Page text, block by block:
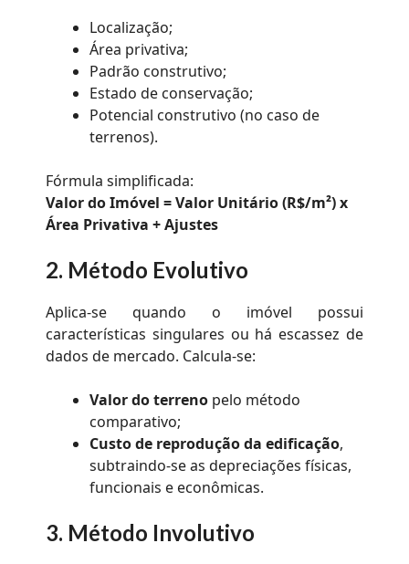
Localização;
Área privativa;
Padrão construtivo;
Estado de conservação;
Potencial construtivo (no caso de
terrenos).
Fórmula simplificada:
Valor do Imóvel = Valor Unitário (R$/m²) x
Área Privativa + Ajustes
2. Método Evolutivo
Aplica-se quando o imóvel possui
características singulares ou há escassez de
dados de mercado. Calcula-se:
Valor do terreno pelo método
comparativo;
Custo de reprodução da edificação,
subtraindo-se as depreciações físicas,
funcionais e econômicas.
3. Método Involutivo